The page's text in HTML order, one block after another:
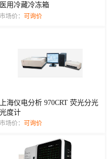
医用冷藏冷冻箱
市场价： 可询价
上海仪电分析 970CRT 荧光分光
光度计
市场价： 可询价